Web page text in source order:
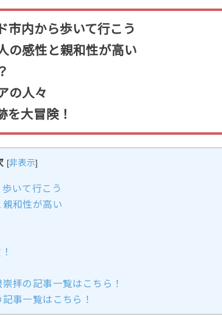
市内から歩いて行こう
の感性と親和性が高い
の人々
を大冒険！
[非表示]
いて行こう
和性が高い
拝の記事一覧はこちら！
事一覧はこちら！